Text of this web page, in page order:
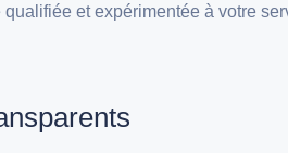
qualifiée et expérimentée à votre